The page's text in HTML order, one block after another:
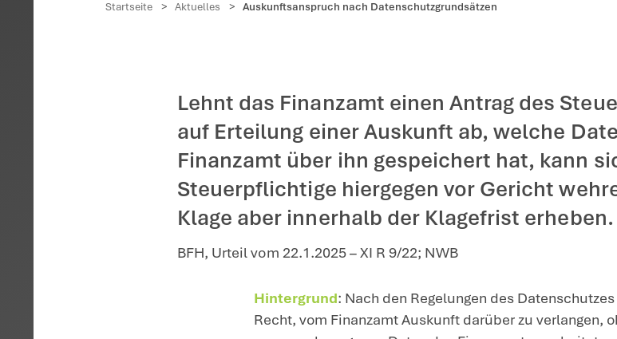
Startseite > Aktuelles > Auskunftsanspruch nach
Lehnt das Finanzamt einen